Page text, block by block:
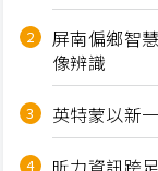
屏南偏鄉智
像辨識
英特蒙以新